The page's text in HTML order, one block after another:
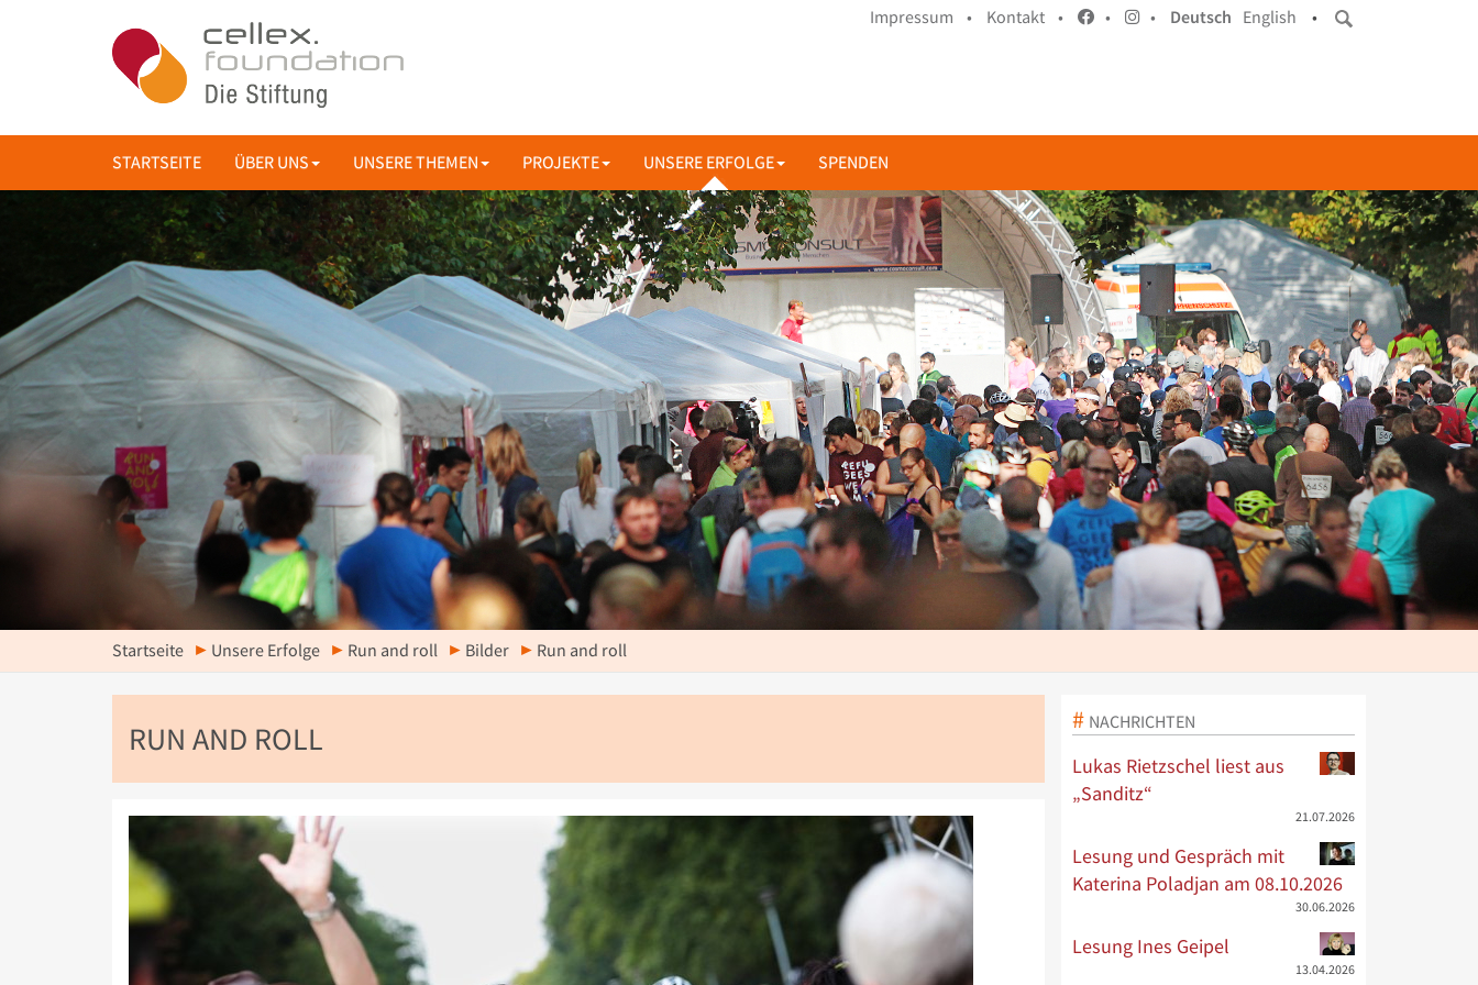
Impressum • Kontakt • • • Deutsch English •
STARTSEITE ÜBER UNS UNSERE THEMEN PROJEKTE UNSERE ERFOLGE SPENDEN
Startseite Unsere Erfolge Run and roll Bilder Run and roll
RUN AND ROLL NACHRICHTEN
Lukas Rietzschel liest aus
„Sanditz“
21.07.2026
Lesung und Gespräch mit
Katerina Poladjan am 08.10.2026
30.06.2026
Lesung Ines Geipel
13.04.2026